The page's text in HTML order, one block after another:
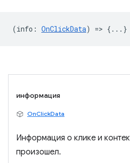
(info : OnClickData) => {...}
информация
OnClickData
Информация о клике и
произошел.